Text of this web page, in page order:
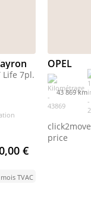
Life 7pl.
€
TVAC
OPEL
43 869 km
click2move
price